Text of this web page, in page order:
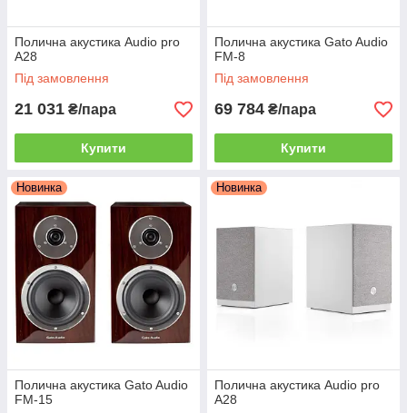
Полична акустика Audio pro
A28
Під замовлення
21 031 ₴/пара
Купити
Полична акустика Gato Audio
FM-8
Під замовлення
69 784 ₴/пара
Купити
Новинка
Полична акустика Gato Audio
FM-15
Новинка
Полична акустика Audio pro
A28